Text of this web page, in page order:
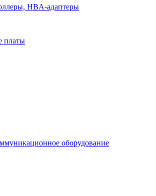
HBA-адаптеры
платы
оборудование